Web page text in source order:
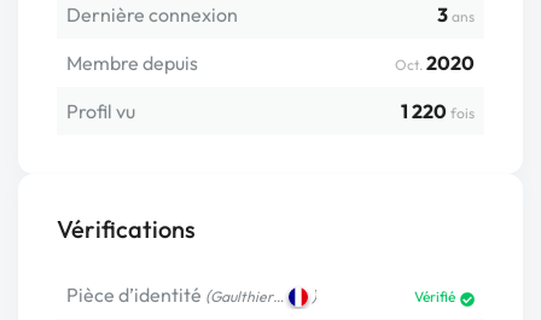
Dernière connexion 3 ans
Membre depuis Oct. 2020
Profil vu
1 220 fois
Vérifications
Pièce d’identité (Gaulthier… ) Vérifié